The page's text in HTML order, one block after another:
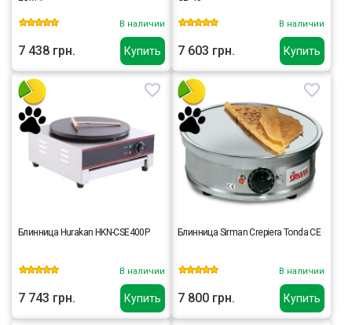
Купить
В наличии
7 438 грн. Купить
В наличии
7 603 грн.
Купить
Блинница Hurakan HKN-CSE400P
В наличии
7 743 грн. Купить
Блинница Sirman Crepiera Tonda CE
В наличии
7 800 грн.